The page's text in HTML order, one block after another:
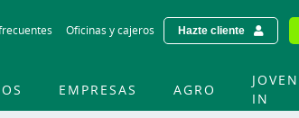
to
Oficinas y cajeros Hazte cliente
EMPRESAS AGRO
JOVEN
IN